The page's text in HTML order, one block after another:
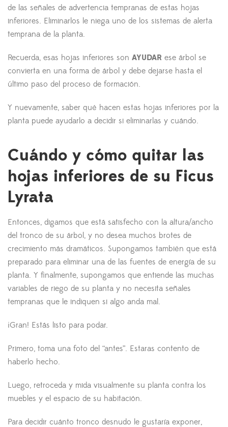
de las señales de advertencia tempranas de estas hojas
inferiores. Eliminarlos le niega uno de los sistemas de alerta
temprana de la planta.
Recuerda, esas hojas inferiores son AYUDAR ese árbol se
convierta en una forma de árbol y debe dejarse hasta el
último paso del proceso de formación.
Y nuevamente, saber qué hacen estas hojas inferiores por la
planta puede ayudarlo a decidir si eliminarlas y cuándo.
Cuándo y cómo quitar las
hojas inferiores de su Ficus
Lyrata
Entonces, digamos que está satisfecho con la altura/ancho
del tronco de su árbol, y no desea muchos brotes de
crecimiento más dramáticos. Supongamos también que está
preparado para eliminar una de las fuentes de energía de su
planta. Y finalmente, supongamos que entiende las muchas
variables de riego de su planta y no necesita señales
tempranas que le indiquen si algo anda mal.
¡Gran! Estás listo para podar.
Primero, toma una foto del “antes”. Estaras contento de
haberlo hecho.
Luego, retroceda y mida visualmente su planta contra los
muebles y el espacio de su habitación.
Para decidir cuánto tronco desnudo le gustaría exponer,